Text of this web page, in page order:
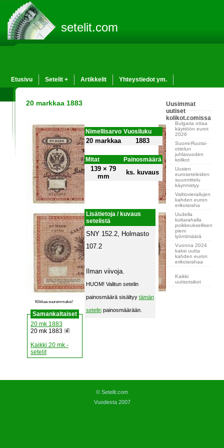
setelit.com
Etusivu Setelit + Artikkelit Yhteystiedot ym.
20 markkaa 1883
Klikkaa suuremmaksi!
Samankaltaiset
20 mk 1883
20 mk 1883
Kaikki 20 mk -
setelit
Nimellisarvo Vuosiluku
20 markkaa 1883
Mitat Painosmäärä
139 × 79
mm
ks. kuvaus
Lisätietoja / kuvaus
setelistä
SNY 152.2, Holmasto
107.2
Ilman viivoja.
HUOM! Valitun setelin
painosmäärä sisältyy tämän
setelinpainosmäärään.
Uusimmat
uutiset
kolikot.comissa
Bulgaria ottaa
käyttöön eurot
2026
Suomi-Ruotsi-
ottelun
juhlavuoden
kolikot
Uusien
euroseteleiden
suunnittelu
käynnistyy
Valtiovierailujen
kahden euron
erikoisraha
Uudella
kultarahalla
poikkeuksellisen
pieni
lyöntimäärä
Vuonna 2024
kaksi uutta
kahden euron
erikoisrahaa
Kaikki
uutisotsikot
© Setelit.com
Vuodesta 2007